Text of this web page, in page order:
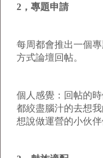
2，專題申請
每周都會推出一個
方式論壇回帖。
個人感覺：回帖的
都絞盡腦汁的去想
想說做運營的小伙伴